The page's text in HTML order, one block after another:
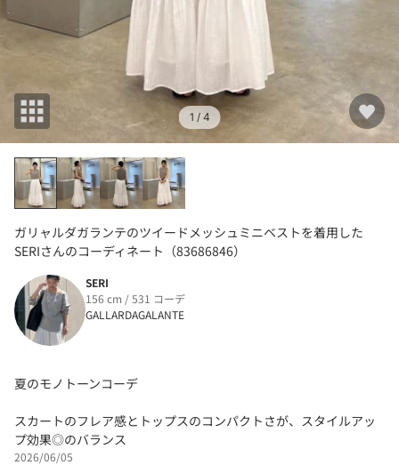
1 / 4
ガリャルダガランテのツイードメッシュミニベストを着用した
SERIさんのコーディネート（83686846）
SERI
156 cm / 531 コーデ
GALLARDAGALANTE
夏のモノトーンコーデ
スカートのフレア感とトップスのコンパクトさが、スタイルアッ
プ効果◎のバランス
2026/06/05